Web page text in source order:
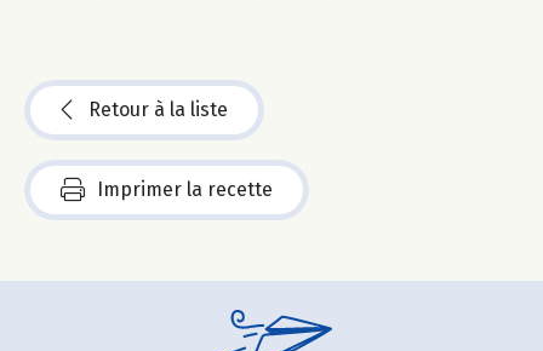
Retour à la liste
Imprimer la recette